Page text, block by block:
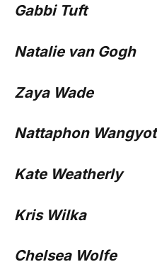
Gabbi Tuft
Natalie van Gogh
Zaya Wade
Nattaphon Wangyot
Kate Weatherly
Kris Wilka
Chelsea Wolfe